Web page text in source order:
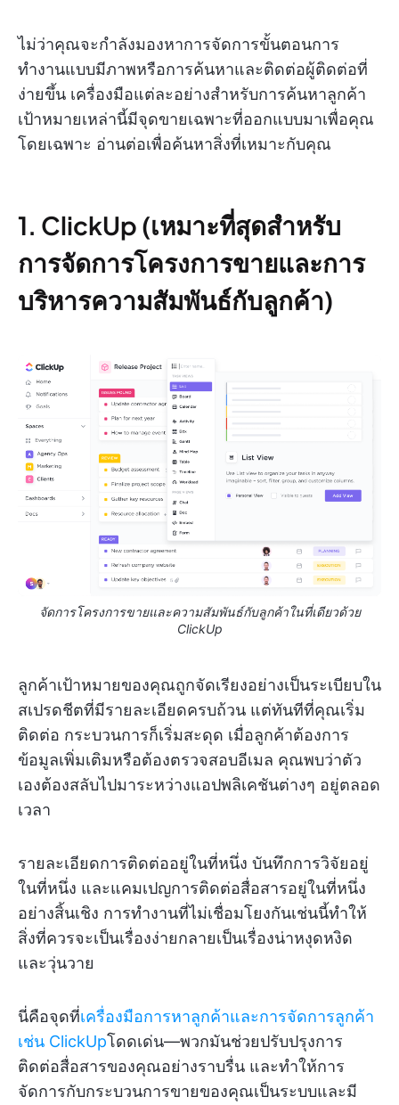
ไม่ว่าคุณจะกำลังมองหาการจัดการขั้นตอนการ
ทำงานแบบมีภาพหรือการค้นหาและติดต่อผู้ติดต่อที่
ง่ายขึ้น เครื่องมือแต่ละอย่างสำหรับการค้นหาลูกค้า
เป้าหมายเหล่านี้มีจุดขายเฉพาะที่ออกแบบมาเพื่อคุณ
โดยเฉพาะ อ่านต่อเพื่อค้นหาสิ่งที่เหมาะกับคุณ
1. ClickUp (เหมาะที่สุดสำหรับ
การจัดการโครงการขายและการ
บริหารความสัมพันธ์กับลูกค้า)
จัดการโครงการขายและความสัมพันธ์กับลูกค้าในที่เดียวด้วย
ClickUp
ลูกค้าเป้าหมายของคุณถูกจัดเรียงอย่างเป็นระเบียบใน
สเปรดชีตที่มีรายละเอียดครบถ้วน แต่ทันทีที่คุณเริ่ม
ติดต่อ กระบวนการก็เริ่มสะดุด เมื่อลูกค้าต้องการ
ข้อมูลเพิ่มเติมหรือต้องตรวจสอบอีเมล คุณพบว่าตัว
เองต้องสลับไปมาระหว่างแอปพลิเคชันต่างๆ อยู่ตลอด
เวลา
รายละเอียดการติดต่ออยู่ในที่หนึ่ง บันทึกการวิจัยอยู่
ในที่หนึ่ง และแคมเปญการติดต่อสื่อสารอยู่ในที่หนึ่ง
อย่างสิ้นเชิง การทำงานที่ไม่เชื่อมโยงกันเช่นนี้ทำให้
สิ่งที่ควรจะเป็นเรื่องง่ายกลายเป็นเรื่องน่าหงุดหงิด
และวุ่นวาย
นี่คือจุดที่เครื่องมือการหาลูกค้าและการจัดการลูกค้า
เช่น ClickUpโดดเด่น—พวกมันช่วยปรับปรุงการ
ติดต่อสื่อสารของคุณอย่างราบรื่น และทำให้การ
จัดการกับกระบวนการขายของคุณเป็นระบบและมี